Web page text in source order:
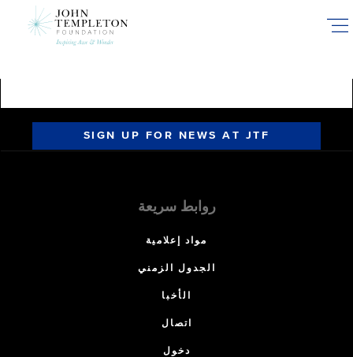
SIGN UP FOR NEWS AT JTF
روابط سريعة
مواد إعلامية
الجدول الزمني
الأخبا
اتصال
دخول